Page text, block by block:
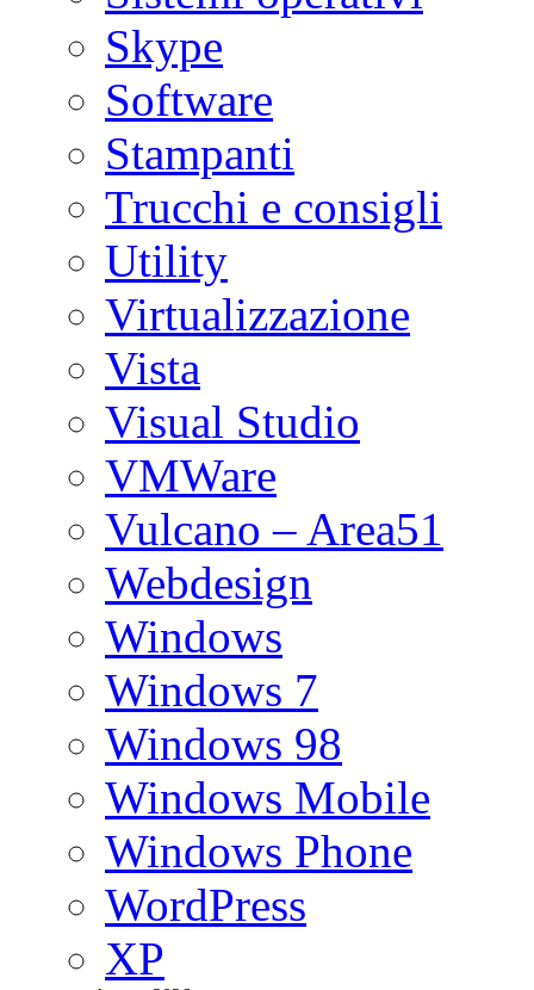
Skype
Software
Stampanti
Trucchi e consigli
Utility
Virtualizzazione
Vista
Visual Studio
VMWare
Vulcano – Area51
Webdesign
Windows
Windows 7
Windows 98
Windows Mobile
Windows Phone
WordPress
XP